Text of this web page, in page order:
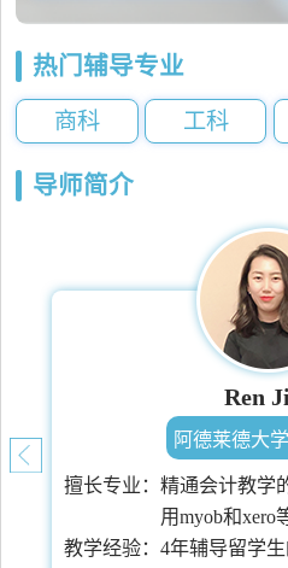
热门辅导专业
商科 工科
导师简介
Ren
阿德莱德大
擅长专业：精通会计教学
用myob和xero
教学经验：4年辅导留学